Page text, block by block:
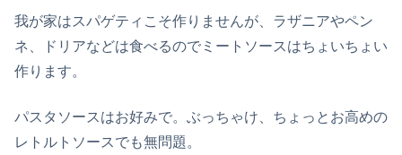
我が家はスパゲティこそ作りませんが、ラザニアやペン
ネ、ドリアなどは食べるのでミートソースはちょいちょい
作ります。
パスタソースはお好みで。ぶっちゃけ、ちょっとお高めの
レトルトソースでも無問題。